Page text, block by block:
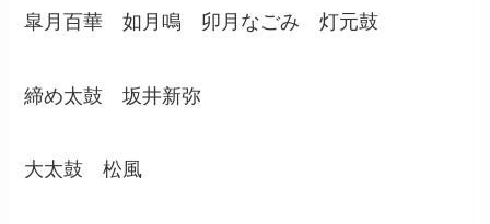
皐月百華 如月鳴 卯月なごみ 灯元鼓
締め太鼓 坂井新弥
大太鼓 松風